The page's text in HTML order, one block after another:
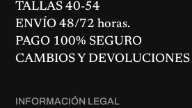
TALLAS 40-54
ENVÍO 48/72 horas.
PAGO 100% SEGURO
CAMBIOS Y DEVOLUCIONES
INFORMACIÓN LEGAL